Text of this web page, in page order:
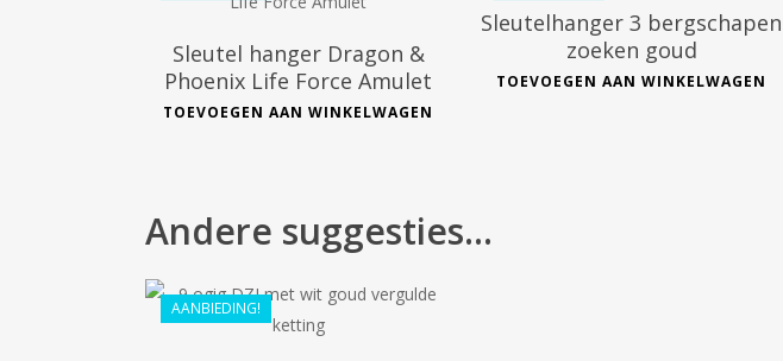
Sleutel hanger Dragon &
Phoenix Life Force Amulet
TOEVOEGEN AAN WINKELWAGEN
Sleutelhanger 3 bergschapen
zoeken goud
TOEVOEGEN AAN WINKELWAGEN
Andere suggesties…
AANBIEDING!
€ 100.00